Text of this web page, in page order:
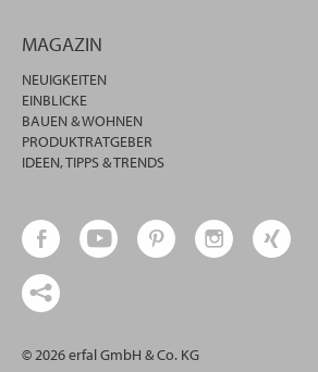
MAGAZIN
NEUIGKEITEN
EINBLICKE
BAUEN & WOHNEN
PRODUKTRATGEBER
IDEEN, TIPPS & TRENDS
© 2026 erfal GmbH & Co. KG